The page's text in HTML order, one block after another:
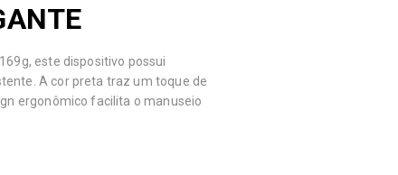
este dispositivo possui
A cor preta traz um toque de
ergonômico facilita o manuseio